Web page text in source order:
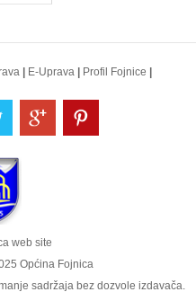
| E-Uprava | Profil Fojnice |
web site
Općina Fojnica
sadržaja bez dozvole izdavača.